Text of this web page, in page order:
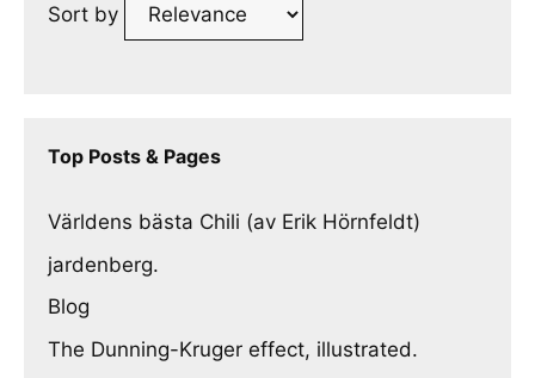
Sort by
Top Posts & Pages
Världens bästa Chili (av Erik Hörnfeldt)
jardenberg.
Blog
The Dunning-Kruger effect, illustrated.